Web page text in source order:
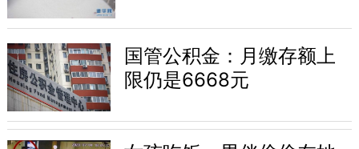
国管公积金：月缴存额上
限仍是6668元